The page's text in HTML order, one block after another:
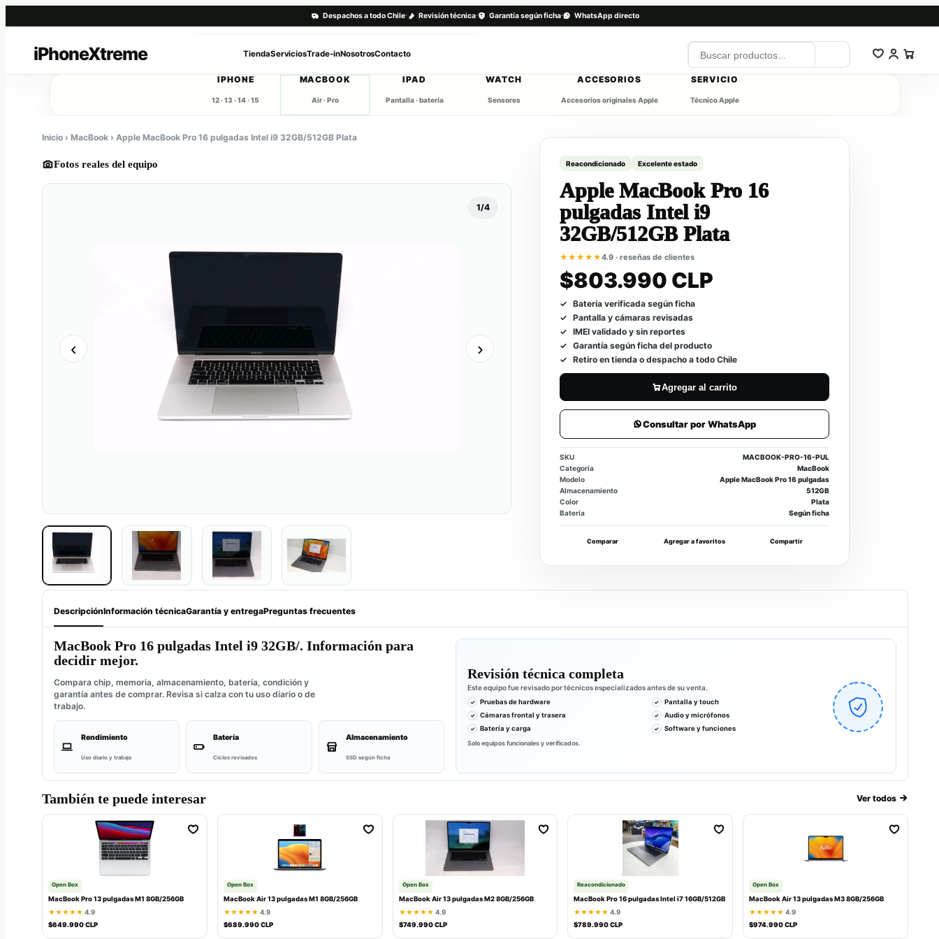
Despachos a todo Chile· Revisión técnica· Garantía según ficha· WhatsApp directo
TiendaServiciosTrade-inNosotrosContacto
IPHONE
12 · 13 · 14 · 15
MACBOOK
Air · Pro
IPAD
Pantalla · batería
WATCH
Sensores
ACCESORIOS
Accesorios originales Apple
SERVICIO
Técnico Apple
Inicio › MacBook › Apple MacBook Pro 16 pulgadas Intel i9 32GB/512GB Plata
Fotos reales del equipo
‹ ›
1/4
Reacondicionado Excelente estado
Apple MacBook Pro 16
pulgadas Intel i9
32GB/512GB Plata
★★★★★4.9 · reseñas de clientes
$803.990 CLP
Batería verificada según ficha
Pantalla y cámaras revisadas
IMEI validado y sin reportes
Garantía según ficha del producto
Retiro en tienda o despacho a todo Chile
Agregar al carrito
Consultar por WhatsApp
SKU
MACBOOK-PRO-16-PUL
Categoría
MacBook
Modelo
Apple MacBook Pro 16 pulgadas
Almacenamiento
512GB
Color
Plata
Batería
Según ficha
Comparar Agregar a favoritos Compartir
DescripciónInformación técnicaGarantía y entregaPreguntas frecuentes
MacBook Pro 16 pulgadas Intel i9 32GB/. Información para
decidir mejor.
Compara chip, memoria, almacenamiento, batería, condición y
garantía antes de comprar. Revisa si calza con tu uso diario o de
trabajo.
Rendimiento
Uso diario y trabajo
Batería
Ciclos revisados
Almacenamiento
SSD según ficha
Revisión técnica completa
Este equipo fue revisado por técnicos especializados antes de su venta.
Pruebas de hardware
Pantalla y touch
Cámaras frontal y trasera
Audio y micrófonos
Batería y carga
Software y funciones
Solo equipos funcionales y verificados.
También te puede interesar Ver todos
Open Box
MacBook Pro 13 pulgadas M1 8GB/256GB
★★★★★ 4.9
$649.990 CLP
Open Box
MacBook Air 13 pulgadas M1 8GB/256GB
★★★★★ 4.9
$689.990 CLP
Open Box
MacBook Air 13 pulgadas M2 8GB/256GB
★★★★★ 4.9
$749.990 CLP
Reacondicionado
MacBook Pro 16 pulgadas Intel i7 16GB/512GB
★★★★★ 4.9
$789.990 CLP
Open Box
MacBook Air 13 pulgadas M3 8GB/256GB
★★★★★ 4.9
$974.990 CLP